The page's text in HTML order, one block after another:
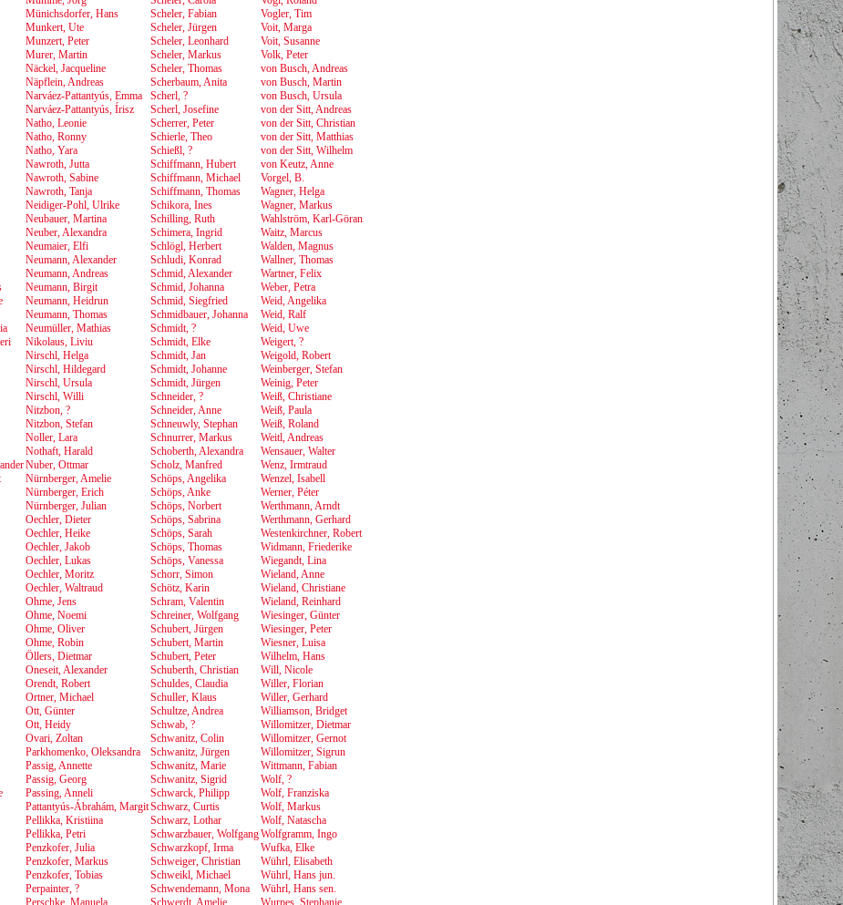
Münichsdorfer, Hans
Munkert, Ute
Munzert, Peter
Murer, Martin
Näckel, Jacqueline
Näpflein, Andreas
Narváez-Pattantyús, Emma
Narváez-Pattantyús, Írisz
Natho, Leonie
Natho, Ronny
Natho, Yara
Nawroth, Jutta
Nawroth, Sabine
Nawroth, Tanja
Neidiger-Pohl, Ulrike
Neubauer, Martina
Neuber, Alexandra
Neumaier, Elfi
Neumann, Alexander
Neumann, Andreas
Neumann, Birgit
Neumann, Heidrun
Neumann, Thomas
Neumüller, Mathias
Nikolaus, Liviu
Nirschl, Helga
Nirschl, Hildegard
Nirschl, Ursula
Nirschl, Willi
Nitzbon, ?
Nitzbon, Stefan
Noller, Lara
Nothaft, Harald
Nuber, Ottmar
Nürnberger, Amelie
Nürnberger, Erich
Nürnberger, Julian
Oechler, Dieter
Oechler, Heike
Oechler, Jakob
Oechler, Lukas
Oechler, Moritz
Oechler, Waltraud
Ohme, Jens
Ohme, Noemi
Ohme, Oliver
Ohme, Robin
Öllers, Dietmar
Oneseit, Alexander
Orendt, Robert
Ortner, Michael
Ott, Günter
Ott, Heidy
Ovari, Zoltan
Parkhomenko, Oleksandra
Passig, Annette
Passig, Georg
Passing, Anneli
Pattantyús-Ábrahám, Margit
Pellikka, Kristiina
Pellikka, Petri
Penzkofer, Julia
Penzkofer, Markus
Penzkofer, Tobias
Perpainter, ?
Perschke, Manuela
Scheler, Fabian
Scheler, Jürgen
Scheler, Leonhard
Scheler, Markus
Scheler, Thomas
Scherbaum, Anita
Scherl, ?
Scherl, Josefine
Scherrer, Peter
Schierle, Theo
Schießl, ?
Schiffmann, Hubert
Schiffmann, Michael
Schiffmann, Thomas
Schikora, Ines
Schilling, Ruth
Schimera, Ingrid
Schlögl, Herbert
Schludi, Konrad
Schmid, Alexander
Schmid, Johanna
Schmid, Siegfried
Schmidbauer, Johanna
Schmidt, ?
Schmidt, Elke
Schmidt, Jan
Schmidt, Johanne
Schmidt, Jürgen
Schneider, ?
Schneider, Anne
Schneuwly, Stephan
Schnurrer, Markus
Schoberth, Alexandra
Scholz, Manfred
Schöps, Angelika
Schöps, Anke
Schöps, Norbert
Schöps, Sabrina
Schöps, Sarah
Schöps, Thomas
Schöps, Vanessa
Schorr, Simon
Schötz, Karin
Schram, Valentin
Schreiner, Wolfgang
Schubert, Jürgen
Schubert, Martin
Schubert, Peter
Schuberth, Christian
Schuldes, Claudia
Schuller, Klaus
Schultze, Andrea
Schwab, ?
Schwanitz, Colin
Schwanitz, Jürgen
Schwanitz, Marie
Schwanitz, Sigrid
Schwarck, Philipp
Schwarz, Curtis
Schwarz, Lothar
Schwarzbauer, Wolfgang
Schwarzkopf, Irma
Schweiger, Christian
Schweikl, Michael
Schwendemann, Mona
Schwerdt, Amelie
Vogler, Tim
Voit, Marga
Voit, Susanne
Volk, Peter
von Busch, Andreas
von Busch, Martin
von Busch, Ursula
von der Sitt, Andreas
von der Sitt, Christian
von der Sitt, Matthias
von der Sitt, Wilhelm
von Keutz, Anne
Vorgel, B.
Wagner, Helga
Wagner, Markus
Wahlström, Karl-Göran
Waitz, Marcus
Walden, Magnus
Wallner, Thomas
Wartner, Felix
Weber, Petra
Weid, Angelika
Weid, Ralf
Weid, Uwe
Weigert, ?
Weigold, Robert
Weinberger, Stefan
Weinig, Peter
Weiß, Christiane
Weiß, Paula
Weiß, Roland
Weitl, Andreas
Wensauer, Walter
Wenz, Irmtraud
Wenzel, Isabell
Werner, Péter
Werthmann, Arndt
Werthmann, Gerhard
Westenkirchner, Robert
Widmann, Friederike
Wiegandt, Lina
Wieland, Anne
Wieland, Christiane
Wieland, Reinhard
Wiesinger, Günter
Wiesinger, Peter
Wiesner, Luisa
Wilhelm, Hans
Will, Nicole
Willer, Florian
Willer, Gerhard
Williamson, Bridget
Willomitzer, Dietmar
Willomitzer, Gernot
Willomitzer, Sigrun
Wittmann, Fabian
Wolf, ?
Wolf, Franziska
Wolf, Markus
Wolf, Natascha
Wolfgramm, Ingo
Wufka, Elke
Wührl, Elisabeth
Wührl, Hans jun.
Wührl, Hans sen.
Wurpes, Stephanie